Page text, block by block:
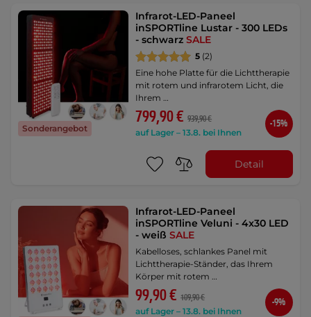
Sonderangebot
Infrarot-LED-Paneel
inSPORTline Lustar - 300 LEDs
- schwarzSALE
5 (2)
Eine hohe Platte für die Lichttherapie
mit rotem und infrarotem Licht, die
Ihrem …
799,90 € 939,90 €
auf Lager – 13.8. bei Ihnen
-15%
Detail
Infrarot-LED-Paneel
inSPORTline Veluni - 4x30 LED
- weißSALE
Kabelloses, schlankes Panel mit
Lichttherapie-Ständer, das Ihrem
Körper mit rotem …
99,90 € 109,90 €
auf Lager – 13.8. bei Ihnen
-9%